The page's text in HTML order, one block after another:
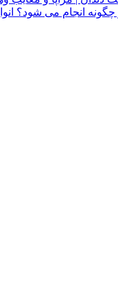
انجام می شود؟